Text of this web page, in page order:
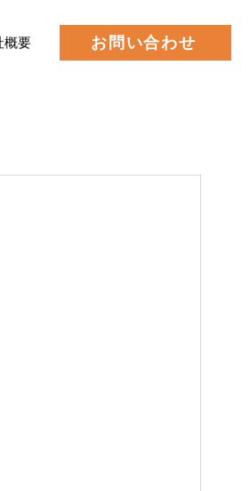
概要 お問い合わせ